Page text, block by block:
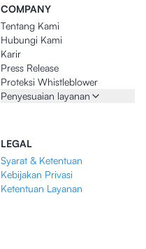
COMPANY
Tentang Kami
Hubungi Kami
Karir
Press Release
Proteksi Whistleblower
Penyesuaian layanan
LEGAL
Syarat & Ketentuan
Kebijakan Privasi
Ketentuan Layanan